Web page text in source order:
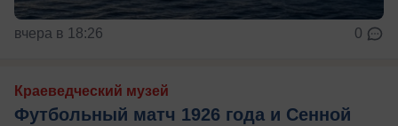
вчера в 18:26 0
Краеведческий музей
Футбольный матч 1926 года и Сенной